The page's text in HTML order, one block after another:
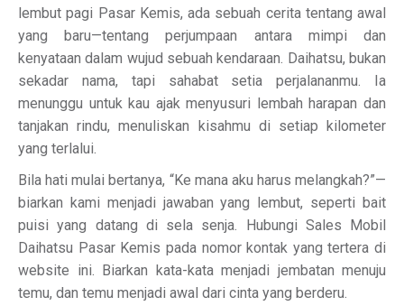
lembut pagi Pasar Kemis, ada sebuah cerita tentang awal
yang baru—tentang perjumpaan antara mimpi dan
kenyataan dalam wujud sebuah kendaraan. Daihatsu, bukan
sekadar nama, tapi sahabat setia perjalananmu. Ia
menunggu untuk kau ajak menyusuri lembah harapan dan
tanjakan rindu, menuliskan kisahmu di setiap kilometer
yang terlalui.
Bila hati mulai bertanya, “Ke mana aku harus melangkah?”—
biarkan kami menjadi jawaban yang lembut, seperti bait
puisi yang datang di sela senja. Hubungi Sales Mobil
Daihatsu Pasar Kemis pada nomor kontak yang tertera di
website ini. Biarkan kata-kata menjadi jembatan menuju
temu, dan temu menjadi awal dari cinta yang berderu.